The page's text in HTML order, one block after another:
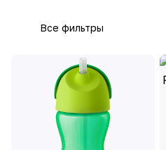
Все фильтры